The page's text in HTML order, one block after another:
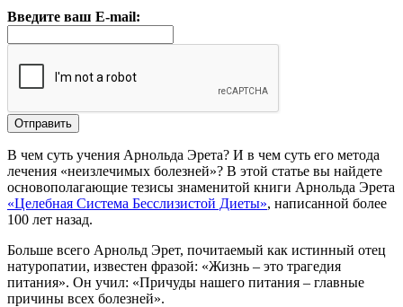
Введите ваш E-mail:
В чем суть учения Арнольда Эрета? И в чем суть его метода
лечения «неизлечимых болезней»? В этой статье вы найдете
основополагающие тезисы знаменитой книги Арнольда Эрета
«Целебная Система Бесслизистой Диеты», написанной более
100 лет назад.
Больше всего Арнольд Эрет, почитаемый как истинный отец
натуропатии, известен фразой: «Жизнь – это трагедия
питания». Он учил: «Причуды нашего питания – главные
причины всех болезней».